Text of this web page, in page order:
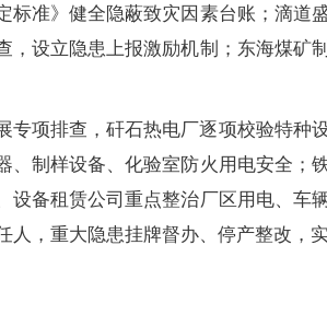
标准》健全隐蔽致灾因素台账；滴道
，设立隐患上报激励机制；东海煤矿
专项排查，矸石热电厂逐项校验特种
、制样设备、化验室防火用电安全；
设备租赁公司重点整治厂区用电、车
人，重大隐患挂牌督办、停产整改，